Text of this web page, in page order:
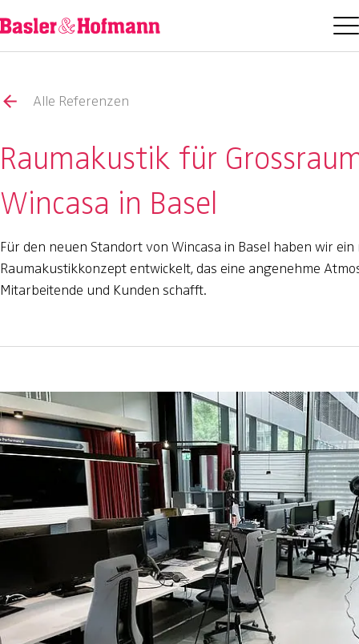
Alle Referenzen
Raumakustik für
Wincasa in Basel
Für den neuen Standort von Wincasa in Basel haben wir
Raumakustikkonzept entwickelt, das eine angenehme
Mitarbeitende und Kunden schafft.